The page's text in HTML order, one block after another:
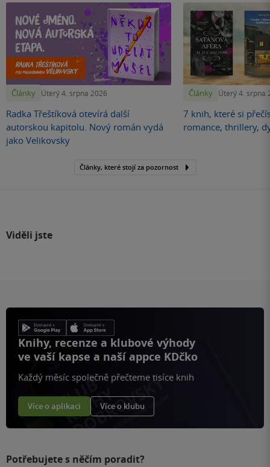
Články Úterý 4. srpna 2026
Radka Třeštíková otevírá další
autorskou kapitolu. Nový román vydá
jako Velikovsky
Články Úterý 4. srpna
7 knih, které si
romance, thrillery,
Články, které stojí za pozornost
Viděli jste
Knihy, recenze a klubové výhody
ve vaší kapse a naší appce KDčko
Každý měsíc společně přečteme tisíce knih
Více o aplikaci Více o klubu
Potřebujete s něčím poradit?